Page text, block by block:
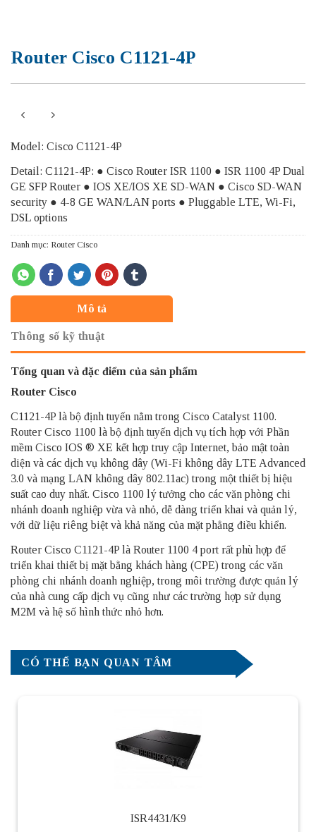
Router Cisco C1121-4P
Model: Cisco C1121-4P
Detail: C1121-4P: ● Cisco Router ISR 1100 ● ISR 1100 4P Dual
GE SFP Router ● IOS XE/IOS XE SD-WAN ● Cisco SD-WAN
security ● 4-8 GE WAN/LAN ports ● Pluggable LTE, Wi-Fi,
DSL options
Danh mục: Router Cisco
Mô tả
Thông số kỹ thuật
Tổng quan và đặc điểm của sản phẩm
Router Cisco
C1121-4P là bộ định tuyến nằm trong Cisco Catalyst 1100.
Router Cisco 1100 là bộ định tuyến dịch vụ tích hợp với Phần
mềm Cisco IOS ® XE kết hợp truy cập Internet, bảo mật toàn
diện và các dịch vụ không dây (Wi-Fi không dây LTE Advanced
3.0 và mạng LAN không dây 802.11ac) trong một thiết bị hiệu
suất cao duy nhất. Cisco 1100 lý tưởng cho các văn phòng chi
nhánh doanh nghiệp vừa và nhỏ, dễ dàng triển khai và quản lý,
với dữ liệu riêng biệt và khả năng của mặt phẳng điều khiển.
Router Cisco C1121-4P là Router 1100 4 port rất phù hợp để
triển khai thiết bị mặt bằng khách hàng (CPE) trong các văn
phòng chi nhánh doanh nghiệp, trong môi trường được quản lý
của nhà cung cấp dịch vụ cũng như các trường hợp sử dụng
M2M và hệ số hình thức nhỏ hơn.
CÓ THỂ BẠN QUAN TÂM
ISR4431/K9